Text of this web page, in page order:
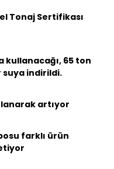
Tonaj Sertifikası
kullanacağı, 65 ton
indirildi.
artıyor
farklı ürün